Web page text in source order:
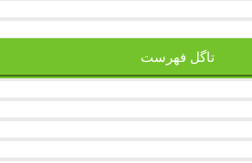
تاگل فهرست